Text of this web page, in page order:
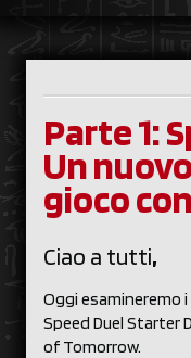
Parte 1:
Un
gioco
Ciao a tutti,
Oggi esamineremo
Speed Duel Starter
of Tomorrow.